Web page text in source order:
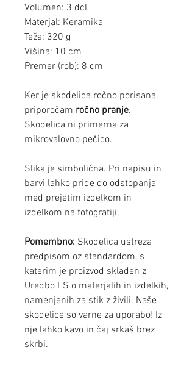
Volumen: 3 dcl
Materjal: Keramika
Teža: 320 g
Višina: 10 cm
Premer (rob): 8 cm
Ker je skodelica ročno porisana,
priporočam ročno pranje.
Skodelica ni primerna za
mikrovalovno pečico.
Slika je simbolična. Pri napisu in
barvi lahko pride do odstopanja
med prejetim izdelkom in
izdelkom na fotografiji.
Pomembno: Skodelica ustreza
predpisom oz standardom, s
katerim je proizvod skladen z
Uredbo ES o materjalih in izdelkih,
namenjenih za stik z živili. Naše
skodelice so varne za uporabo! Iz
nje lahko kavo in čaj srkaš brez
skrbi.